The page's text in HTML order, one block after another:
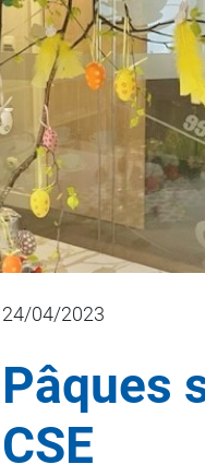
24/04/2023
Pâques
CSE